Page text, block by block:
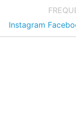
Instagram